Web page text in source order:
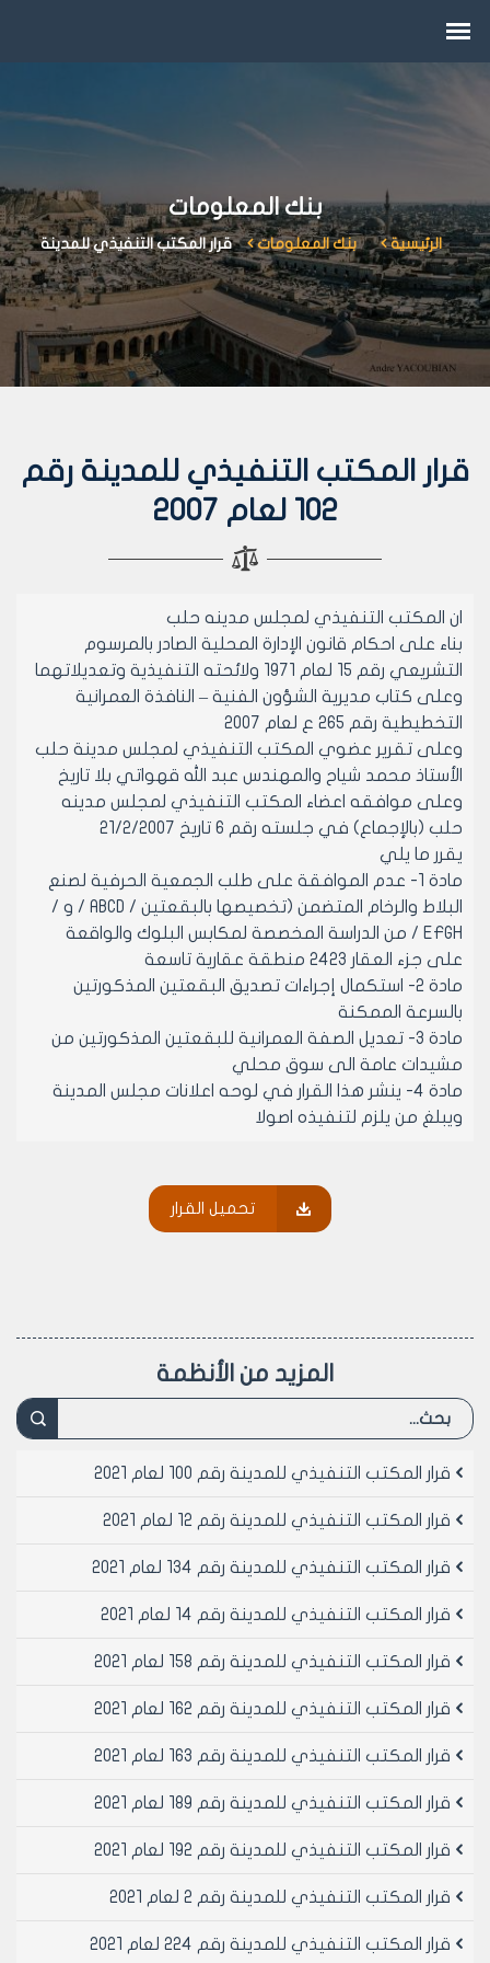
بنك المعلومات
الرئيسية بنك المعلومات قرار المكتب التنفيذي للمدينة
قرار المكتب التنفيذي للمدينة رقم
102 لعام 2007
ان المكتب التنفيذي لمجلس مدينه حلب
بناء على احكام قانون الإدارة المحلية الصادر بالمرسوم
التشريعي رقم 15 لعام 1971 ولائحته التنفيذية وتعديلاتهما
وعلى كتاب مديرية الشؤون الفنية – النافذة العمرانية
التخطيطية رقم 265 ع لعام 2007
وعلى تقرير عضوي المكتب التنفيذي لمجلس مدينة حلب
الأستاذ محمد شياح والمهندس عبد الله قهواتي بلا تاريخ
وعلى موافقه اعضاء المكتب التنفيذي لمجلس مدينه
حلب (بالإجماع) في جلسته رقم 6 تاريخ 21/2/2007
يقرر ما يلي
مادة 1- عدم الموافقة على طلب الجمعية الحرفية لصنع
البلاط والرخام المتضمن (تخصيصها بالبقعتين / ABCD / و /
EFGH / من الدراسة المخصصة لمكابس البلوك والواقعة
على جزء العقار 2423 منطقة عقارية تاسعة
مادة 2- استكمال إجراءات تصديق البقعتين المذكورتين
بالسرعة الممكنة
مادة 3- تعديل الصفة العمرانية للبقعتين المذكورتين من
مشيدات عامة الى سوق محلي
مادة 4- ينشر هذا القرار في لوحه اعلانات مجلس المدينة
ويبلغ من يلزم لتنفيذه اصولا
رئيس المكتب التنفيذي لمجلس مدينة
حلب
الدكتور المهندس معن الشبلي
تحميل القرار
المزيد من الأنظمة
قرار المكتب التنفيذي للمدينة رقم 100 لعام 2021
قرار المكتب التنفيذي للمدينة رقم 12 لعام 2021
قرار المكتب التنفيذي للمدينة رقم 134 لعام 2021
قرار المكتب التنفيذي للمدينة رقم 14 لعام 2021
قرار المكتب التنفيذي للمدينة رقم 158 لعام 2021
قرار المكتب التنفيذي للمدينة رقم 162 لعام 2021
قرار المكتب التنفيذي للمدينة رقم 163 لعام 2021
قرار المكتب التنفيذي للمدينة رقم 189 لعام 2021
قرار المكتب التنفيذي للمدينة رقم 192 لعام 2021
قرار المكتب التنفيذي للمدينة رقم 2 لعام 2021
قرار المكتب التنفيذي للمدينة رقم 224 لعام 2021